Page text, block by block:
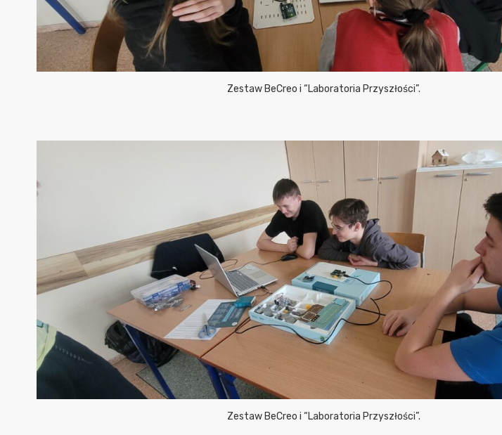
Zestaw BeCreo i “Laboratoria Przyszłości”.
Zestaw BeCreo i “Laboratoria Przyszłości”.